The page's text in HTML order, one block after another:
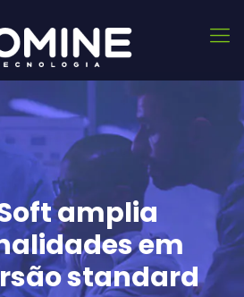
amplia
em
standard